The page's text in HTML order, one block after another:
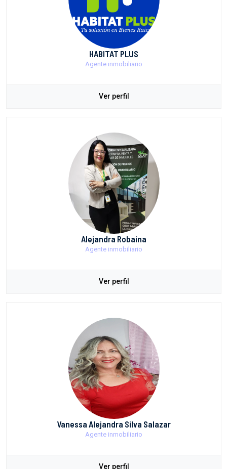
HABITAT PLUS
Agente inmobiliario
Ver perfil
Alejandra Robaina
Agente inmobiliario
Ver perfil
Vanessa Alejandra Silva Salazar
Agente inmobiliario
Ver perfil